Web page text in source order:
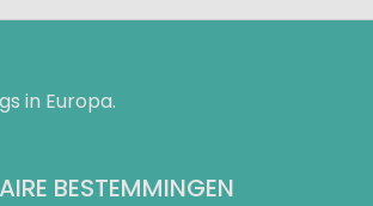
in Europa.
BESTEMMINGEN